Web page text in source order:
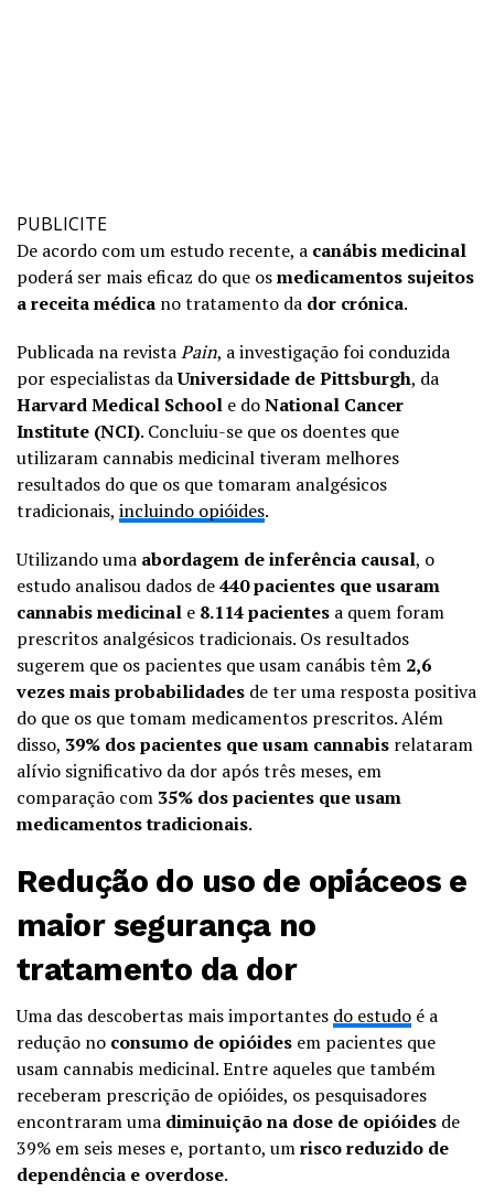
PUBLICITE
De acordo com um estudo recente, a canábis medicinal
poderá ser mais eficaz do que osmedicamentos sujeitos
a receita médica no tratamento da dor crónica.
Publicada na revistaPain, a investigação foi conduzida
por especialistas daUniversidade de Pittsburgh, da
Harvard Medical School e doNational Cancer
Institute (NCI). Concluiu-se que os doentes que
utilizaram cannabis medicinal tiveram melhores
resultados do que os que tomaram analgésicos
tradicionais, incluindo opióides.
Utilizando uma abordagem de inferência causal, o
estudo analisou dados de440 pacientes que usaram
cannabis medicinal e 8.114 pacientes a quem foram
prescritos analgésicos tradicionais. Os resultados
sugerem que os pacientes que usam canábis têm 2,6
vezes mais probabilidades de ter uma resposta positiva
do que os que tomam medicamentos prescritos. Além
disso, 39% dos pacientes que usam cannabis relataram
alívio significativo da dor após três meses, em
comparação com 35% dos pacientes que usam
medicamentos tradicionais.
Redução do uso de opiáceos e
maior segurança no
tratamento da dor
Uma das descobertas mais importantes do estudo é a
redução no consumo de opióides em pacientes que
usam cannabis medicinal. Entre aqueles que também
receberam prescrição de opióides, os pesquisadores
encontraram uma diminuição na dose de opióides de
39% em seis meses e, portanto, umrisco reduzido de
dependência e overdose.